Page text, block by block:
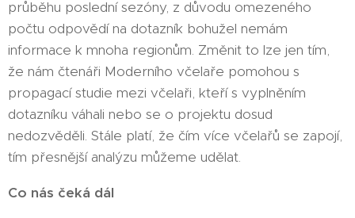
průběhu poslední sezóny, z důvodu omezeného
počtu odpovědí na dotazník bohužel nemám
informace k mnoha regionům. Změnit to lze jen tím,
že nám čtenáři Moderního včelaře pomohou s
propagací studie mezi včelaři, kteří s vyplněním
dotazníku váhali nebo se o projektu dosud
nedozvěděli. Stále platí, že čím více včelařů se zapojí,
tím přesnější analýzu můžeme udělat.
Co nás čeká dál